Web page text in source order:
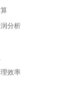
分析
效率